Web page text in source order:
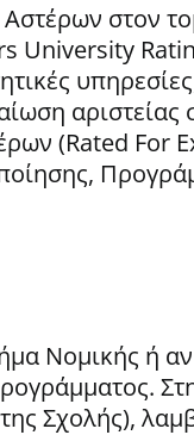
στον
(Rated For
Νομικής ή
Σχολής),